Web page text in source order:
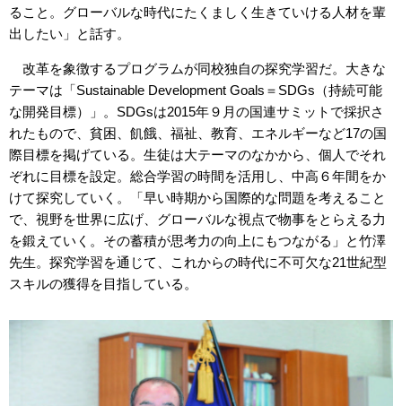
ること。グローバルな時代にたくましく生きていける人材を輩
出したい」と話す。
改革を象徴するプログラムが同校独自の探究学習だ。大きな
テーマは「Sustainable Development Goals＝SDGs（持続可能
な開発目標）」。SDGsは2015年９月の国連サミットで採択さ
れたもので、貧困、飢餓、福祉、教育、エネルギーなど17の国
際目標を掲げている。生徒は大テーマのなかから、個人でそれ
ぞれに目標を設定。総合学習の時間を活用し、中高６年間をか
けて探究していく。「早い時期から国際的な問題を考えること
で、視野を世界に広げ、グローバルな視点で物事をとらえる力
を鍛えていく。その蓄積が思考力の向上にもつながる」と竹澤
先生。探究学習を通じて、これからの時代に不可欠な21世紀型
スキルの獲得を目指している。